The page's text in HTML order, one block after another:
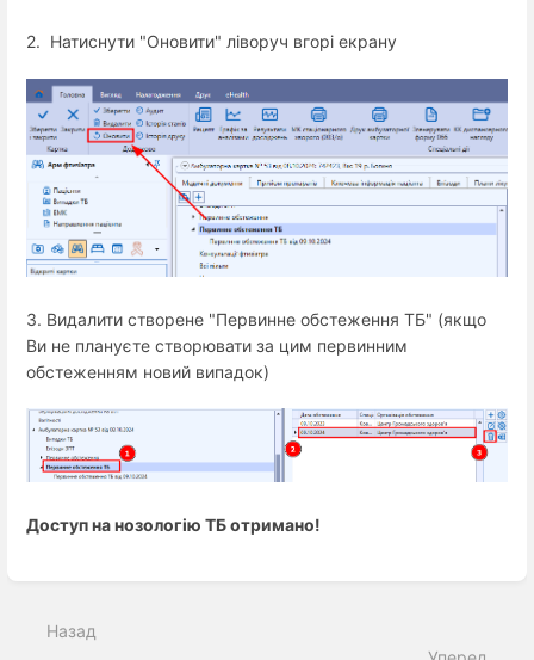
2. Натиснути "Оновити" ліворуч вгорі екрану
3. Видалити створене "Первинне обстеження ТБ" (якщо
Ви не плануєте створювати за цим первинним
обстеженням новий випадок)
Доступ на нозологію ТБ отримано!
розділу
Назад